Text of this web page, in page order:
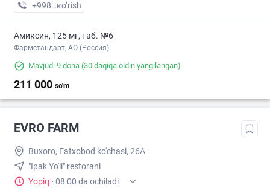
+998 (97) XXX-XX-XX
кo’rish
Амиксин, 125 мг, таб. №6
Фармстандарт, АО (Россия)
Mavjud: 9 dona (30 daqiqa oldin yangilangan)
211 000 so'm
EVRO FARM
Buxoro, Fatxobod ko'chasi, 26A
"Ipak Yo'li" restorani
Yopiq · 08:00 da ochiladi